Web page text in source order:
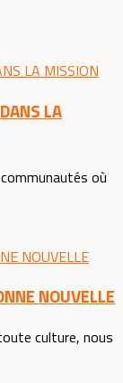
LA
où
NOUVELLE
culture, nous